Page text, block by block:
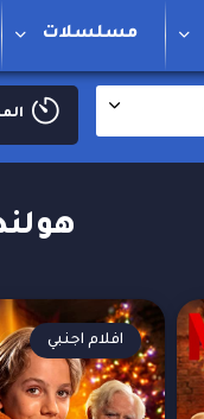
مسلسلات
افلام اجنبي